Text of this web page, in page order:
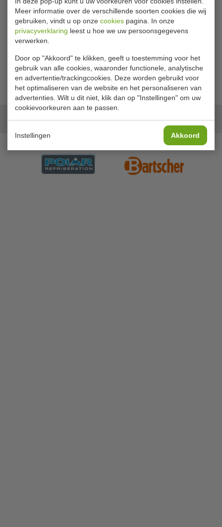
Meer informatie over de verschillende soorten cookies die wij
gebruiken, vindt u op onze cookies pagina. In onze
privacyverklaring leest u hoe we uw persoonsgegevens
verwerken.
Door op "Akkoord" te klikken, geeft u toestemming voor het
gebruik van alle cookies, waaronder functionele, analytische
en advertentie/trackingcookies. Deze worden gebruikt voor
het optimaliseren van de website en het personaliseren van
advertenties. Wilt u dit niet, klik dan op "Instellingen" om uw
cookievoorkeuren aan te passen.
Instellingen Akkoord
Diamond BG-2.5
€ 31,00 € 29,00
Bekijken
VogueJ090
€ 12,19 € 11,00
Onze merken